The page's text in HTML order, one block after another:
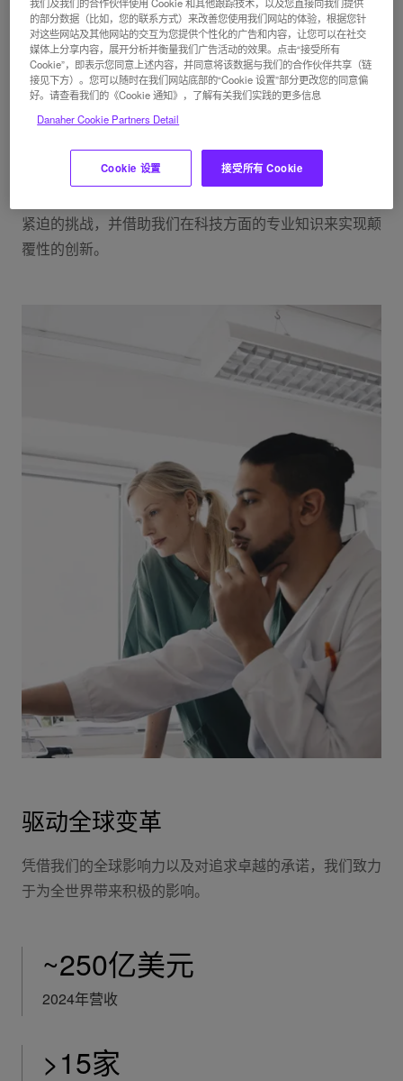
丹纳赫生态系统
丹纳赫生态系统由超过15个在各自细分市场处于领先地
位的运营公司组成，致力于推动持续改善和加速创新，为
世界带来深远影响。这个生态系统中的所有运营公司都得
到丹纳赫及其资源（包括丹纳赫商业系统）的支持，为世
紧迫的挑战，并借助我们在科技方面的专业知识来实现颠
覆性的创新。
驱动全球变革
凭借我们的全球影响力以及对追求卓越的承诺，我们致力
于为全世界带来积极的影响。
~250亿美元
2024年营收
>15家
的部分数据（比如，您的联系方式）来改善您使用我们网站的体验，根据您针
对这些网站及其他网站的交互为您提供个性化的广告和内容，让您可以在社交
媒体上分享内容，展开分析并衡量我们广告活动的效果。点击“接受所有
Cookie”，即表示您同意上述内容，并同意将该数据与我们的合作伙伴共享（链
接见下方）。您可以随时在我们网站底部的“Cookie 设置”部分更改您的同意偏
好。请查看我们的《Cookie 通知》，了解有关我们实践的更多信息
Danaher Cookie Partners Detail
Cookie 设置 接受所有 Cookie